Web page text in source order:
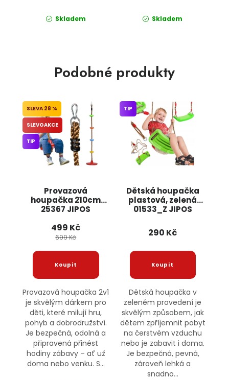
Skladem Skladem
Podobné produkty
Provazová
houpačka 210cm
25367 JIPOS
28 %
SLEVOAKCE
TIP
499 Kč
699 Kč
Provazová houpačka 2v1
je skvělým dárkem pro
děti, které milují hru,
pohyb a dobrodružství.
Je bezpečná, odolná a
připravená přinést
hodiny zábavy – ať už
doma nebo venku. S...
Dětská houpačka
plastová, zelená
01533_Z JIPOS
TIP
290 Kč
Dětská houpačka v
zeleném provedení je
skvělým způsobem, jak
dětem zpříjemnit pobyt
na čerstvém vzduchu
nebo je zabavit i doma.
Je bezpečná, pevná,
zároveň lehká a
snadno...